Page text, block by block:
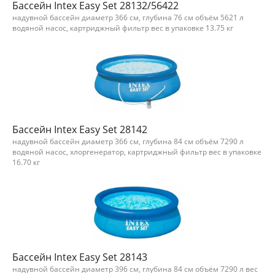
Бассейн Intex Easy Set 28132/56422
надувной бассейн диаметр 366 см, глубина 76 см объём 5621 л
водяной насос, картриджный фильтр вес в упаковке 13.75 кг
Бассейн Intex Easy Set 28142
надувной бассейн диаметр 366 см, глубина 84 см объём 7290 л
водяной насос, хлоргенератор, картриджный фильтр вес в упаковке
16.70 кг
Бассейн Intex Easy Set 28143
надувной бассейн диаметр 396 см, глубина 84 см объём 7290 л вес